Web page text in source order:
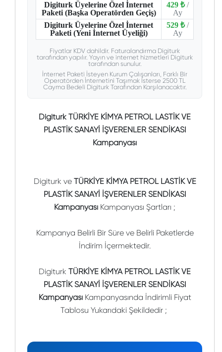
Digiturk Üyelerine Özel İnternet
Paketi (Başka Operatörden Geçiş)
429 ₺ /
Ay
Digiturk Üyelerine Özel İnternet
Paketi (Yeni İnternet Üyeliği)
529 ₺ /
Ay
Fiyatlar KDV dahildir. Faturalandırma Digiturk
tarafından yapılır. Yayın ve internet hizmetleri Digiturk
tarafından sunulur.
İnternet Paketi İsteyen Kurum Çalışanları, Farklı Bir
Operatörden İnternetini Taşımak İsterse 2500 TL
Cayma Bedeli Digiturk Tarafından Karşılanacaktır.
Digiturk TÜRKİYE KİMYA PETROL LASTİK VE
PLASTİK SANAYİ İŞVERENLER SENDİKASI
Kampanyası
Digiturk ve TÜRKİYE KİMYA PETROL LASTİK VE
PLASTİK SANAYİ İŞVERENLER SENDİKASI
Kampanyası Kampanyası Şartları ;
Kampanya Belirli Bir Süre ve Belirli Paketlerde
İndirim İçermektedir.
Digiturk TÜRKİYE KİMYA PETROL LASTİK VE
PLASTİK SANAYİ İŞVERENLER SENDİKASI
KampanyasıKampanyasında İndirimli Fiyat
Tablosu Yukarıdaki Şekildedir ;